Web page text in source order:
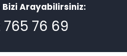
Bizi Arayabilirsiniz:
765 76 69